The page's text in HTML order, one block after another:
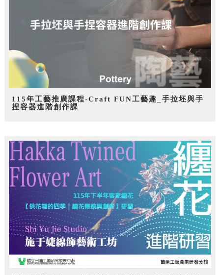
115年工藝推廣課程-Craft FUN工藝趣_手拉坯與手
捏容器進階創作課